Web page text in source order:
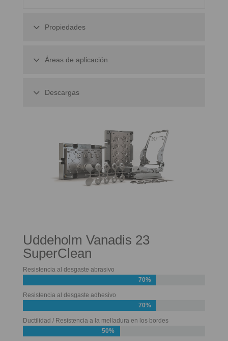
Propiedades
Áreas de aplicación
Descargas
Uddeholm Vanadis 23
SuperClean
Resistencia al desgaste abrasivo
70%
Resistencia al desgaste adhesivo
70%
Ductilidad / Resistencia a la melladura en los bordes
50%